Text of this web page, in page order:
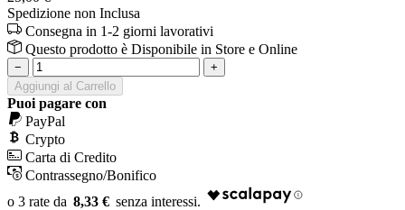
Spedizione non Inclusa
Consegna in 1-2 giorni lavorativi
Questo prodotto è Disponibile in Store e Online
−
+
Aggiungi al Carrello
Puoi pagare con
PayPal
Crypto
Carta di Credito
Contrassegno/Bonifico
8,33 €